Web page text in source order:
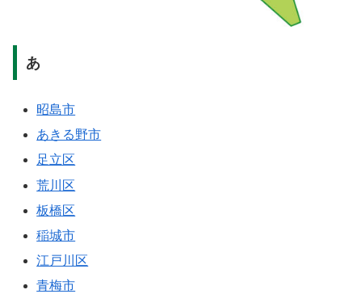
あ
昭島市
あきる野市
足立区
荒川区
板橋区
稲城市
江戸川区
青梅市